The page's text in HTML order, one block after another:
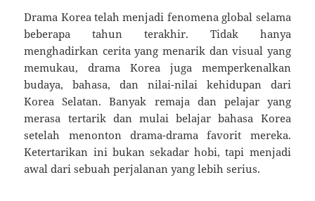
Drama Korea telah menjadi fenomena global selama
beberapa tahun terakhir. Tidak hanya
menghadirkan cerita yang menarik dan visual yang
memukau, drama Korea juga memperkenalkan
budaya, bahasa, dan nilai-nilai kehidupan dari
Korea Selatan. Banyak remaja dan pelajar yang
merasa tertarik dan mulai belajar bahasa Korea
setelah menonton drama-drama favorit mereka.
Ketertarikan ini bukan sekadar hobi, tapi menjadi
awal dari sebuah perjalanan yang lebih serius.